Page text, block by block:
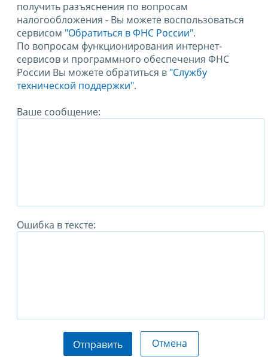
получить разъяснения по вопросам
налогообложения - Вы можете воспользоваться
сервисом "Обратиться в ФНС России".
По вопросам функционирования интернет-
сервисов и программного обеспечения ФНС
России Вы можете обратиться в "Службу
технической поддержки".
Ваше сообщение:
Ошибка в тексте:
Отправить Отмена